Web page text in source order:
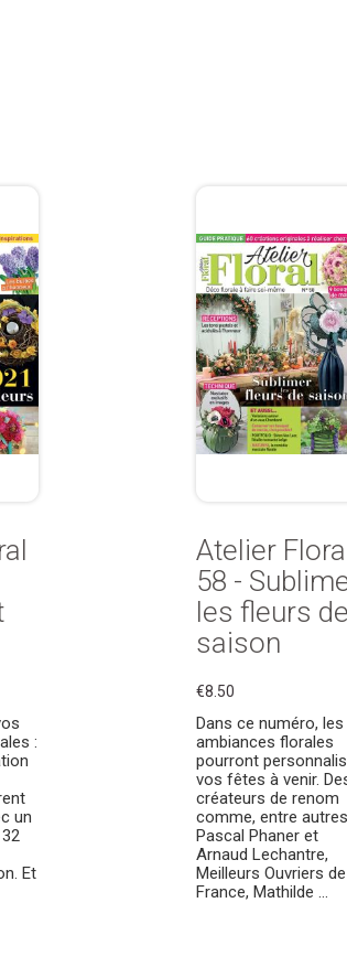
:
un
Et
Atelier
58 -
les fleurs de
saison
€8.50
Dans ce numéro, les
ambiances florales
pourront
vos fêtes à venir.
créateurs de renom
comme, entre
Pascal Phaner et
Arnaud Lechantre,
Meilleurs Ouvriers de
France, Mathilde ...